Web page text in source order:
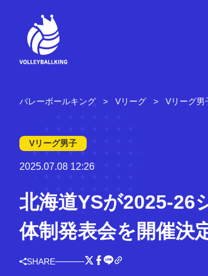
バレーボールキング Vリーグ Vリーグ男
Vリーグ男子
2025.07.08 12:26
北海道YSが2025-26
体制発表会を開催決
SHARE